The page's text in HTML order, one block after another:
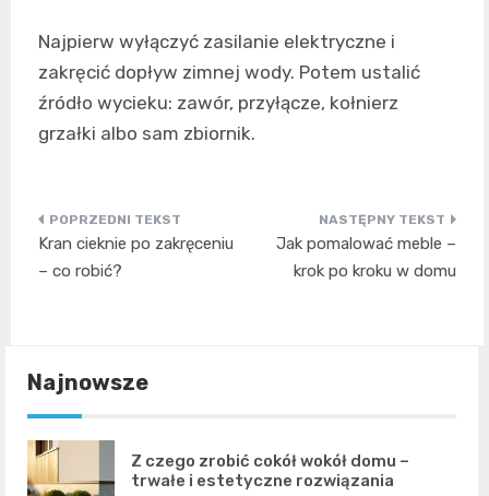
Najpierw wyłączyć zasilanie elektryczne i
zakręcić dopływ zimnej wody. Potem ustalić
źródło wycieku: zawór, przyłącze, kołnierz
grzałki albo sam zbiornik.
Nawigacja
wpisu
Kran cieknie po zakręceniu
– co robić?
Jak pomalować meble –
krok po kroku w domu
Najnowsze
Z czego zrobić cokół wokół domu –
trwałe i estetyczne rozwiązania